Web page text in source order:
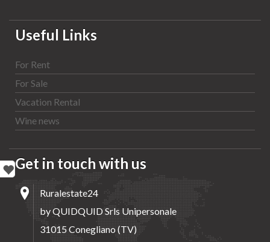
Useful Links
For Rent
For Sale
Vacation Rental
Wine news
Get in touch with us
Ruralestate24
by QUIDQUID Srls Unipersonale
31015 Conegliano (TV)